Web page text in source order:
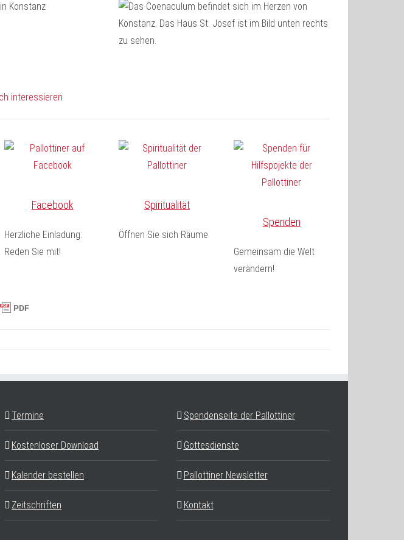
interessieren
Facebook
Herzliche Einladung:
Reden Sie mit!
Spiritualität
Öffnen Sie sich Räume
Spenden
Gemeinsam die Welt
verändern!
Termine
Kostenloser Download
Kalender bestellen
Zeitschriften
Spendenseite der Pallottiner
Gottesdienste
Pallottiner Newsletter
Kontakt